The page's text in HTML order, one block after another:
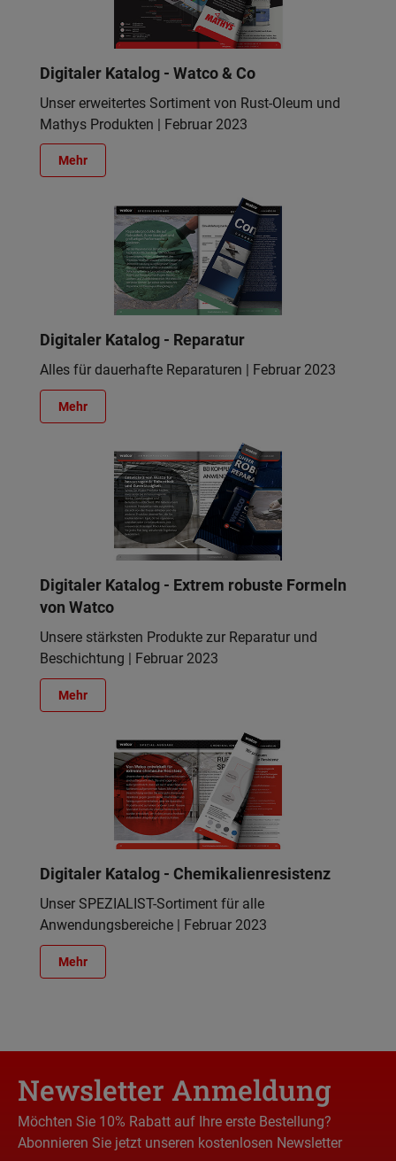
Digitaler Katalog - Watco & Co
Unser erweitertes Sortiment von Rust-Oleum und
Mathys Produkten | Februar 2023
Mehr
Digitaler Katalog - Reparatur
Alles für dauerhafte Reparaturen | Februar 2023
Mehr
Digitaler Katalog - Extrem robuste Formeln
von Watco
Unsere stärksten Produkte zur Reparatur und
Beschichtung | Februar 2023
Mehr
Digitaler Katalog - Chemikalienresistenz
Unser SPEZIALIST-Sortiment für alle
Anwendungsbereiche | Februar 2023
Mehr
Newsletter Anmeldung
Möchten Sie 10% Rabatt auf Ihre erste Bestellung?
Abonnieren Sie jetzt unseren kostenlosen Newsletter